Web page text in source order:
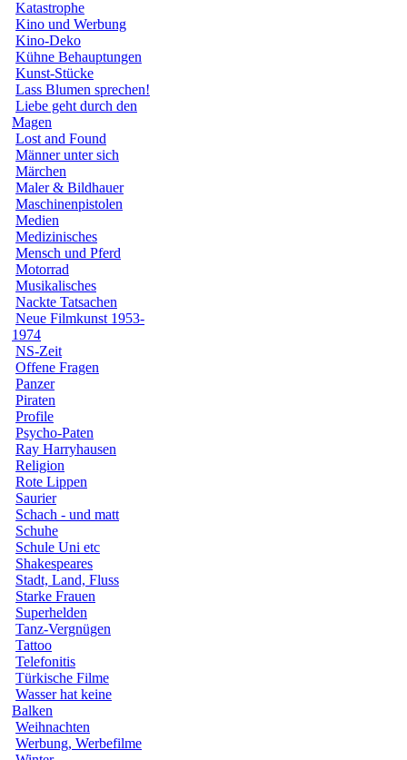
Katastrophe
Kino und Werbung
Kino-Deko
Kühne Behauptungen
Kunst-Stücke
Lass Blumen sprechen!
Liebe geht durch den
Magen
Lost and Found
Männer unter sich
Märchen
Maler & Bildhauer
Maschinenpistolen
Medien
Medizinisches
Mensch und Pferd
Motorrad
Musikalisches
Nackte Tatsachen
Neue Filmkunst 1953-
1974
NS-Zeit
Offene Fragen
Panzer
Piraten
Profile
Psycho-Paten
Ray Harryhausen
Religion
Rote Lippen
Saurier
Schach - und matt
Schuhe
Schule Uni etc
Shakespeares
Stadt, Land, Fluss
Starke Frauen
Superhelden
Tanz-Vergnügen
Tattoo
Telefonitis
Türkische Filme
Wasser hat keine
Balken
Weihnachten
Werbung, Werbefilme